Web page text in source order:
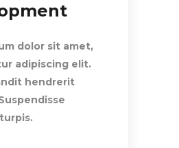
dolor sit amet,
adipiscing elit.
hendrerit